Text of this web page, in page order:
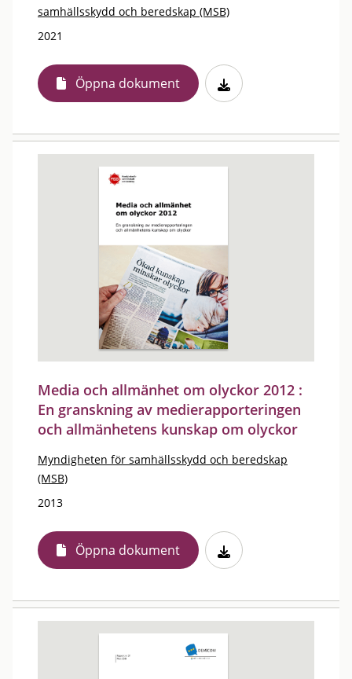
samhällsskydd och beredskap (MSB)
2021
Öppna dokument
Media och allmänhet om olyckor 2012 :
En granskning av medierapporteringen
och allmänhetens kunskap om olyckor
Myndigheten för samhällsskydd och beredskap
(MSB)
2013
Öppna dokument